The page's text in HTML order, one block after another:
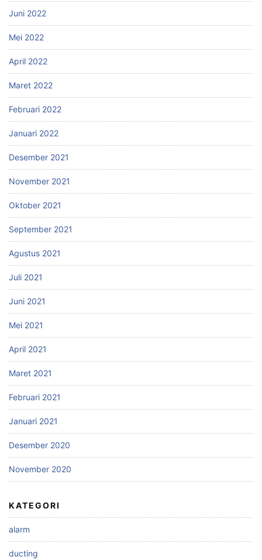
Juni 2022
Mei 2022
April 2022
Maret 2022
Februari 2022
Januari 2022
Desember 2021
November 2021
Oktober 2021
September 2021
Agustus 2021
Juli 2021
Juni 2021
Mei 2021
April 2021
Maret 2021
Februari 2021
Januari 2021
Desember 2020
November 2020
KATEGORI
alarm
ducting